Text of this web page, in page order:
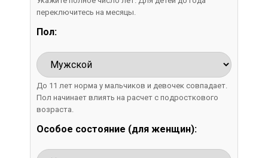
переключитесь на месяцы.
Пол:
До 11 лет норма у мальчиков и девочек совпадает.
Пол начинает влиять на расчет с подросткового
возраста.
Особое состояние (для женщин):